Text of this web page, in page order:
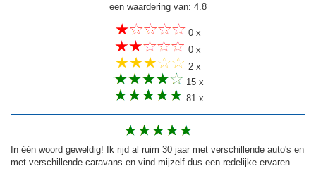
een waardering van: 4.8
0 x
0 x
2 x
15 x
81 x
In één woord geweldig! Ik rijd al ruim 30 jaar met verschillende auto's en
met verschillende caravans en vind mijzelf dus een redelijke ervaren